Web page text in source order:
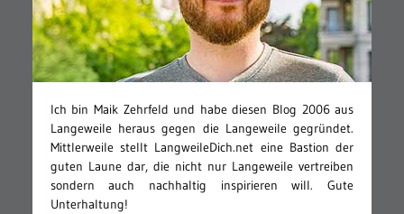
Ich bin Maik Zehrfeld und habe diesen Blog 2006 aus
Langeweile heraus gegen die Langeweile gegründet.
Mittlerweile stellt LangweileDich.net eine Bastion der
guten Laune dar, die nicht nur Langeweile vertreiben
sondern auch nachhaltig inspirieren will. Gute
Unterhaltung!